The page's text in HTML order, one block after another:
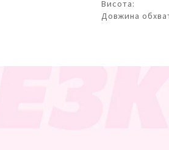
Висота:
Довжина